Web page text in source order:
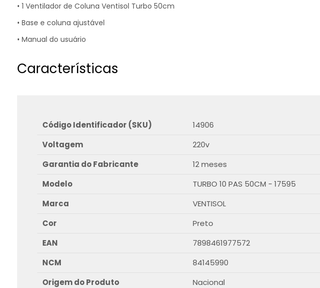
• 1 Ventilador de Coluna Ventisol Turbo 50cm
• Base e coluna ajustável
• Manual do usuário
Características
Código Identificador (SKU)
14906
Voltagem
220v
Garantia do Fabricante
12 meses
Modelo
TURBO 10 PAS 50CM - 17595
Marca
VENTISOL
Cor
Preto
EAN
7898461977572
NCM
84145990
Origem do Produto
Nacional